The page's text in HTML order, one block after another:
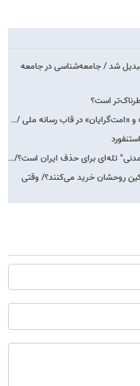
شد / جامعه‌شناسی در جامعه
است؟
و «امت‌گرایان» در قاب رسانه ملی /…
تله‌ای برای حذف ایران است؟/…
روحشان خرید می‌کنند؟/ وقتی